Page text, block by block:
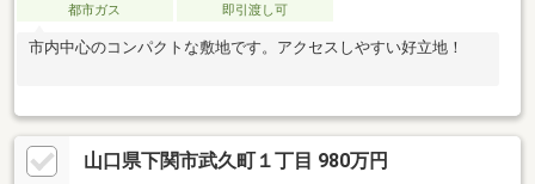
都市ガス
即引渡し可
市内中心のコンパクトな敷地です。アクセスしやすい好立地！
山口県下関市武久町１丁目 980万円